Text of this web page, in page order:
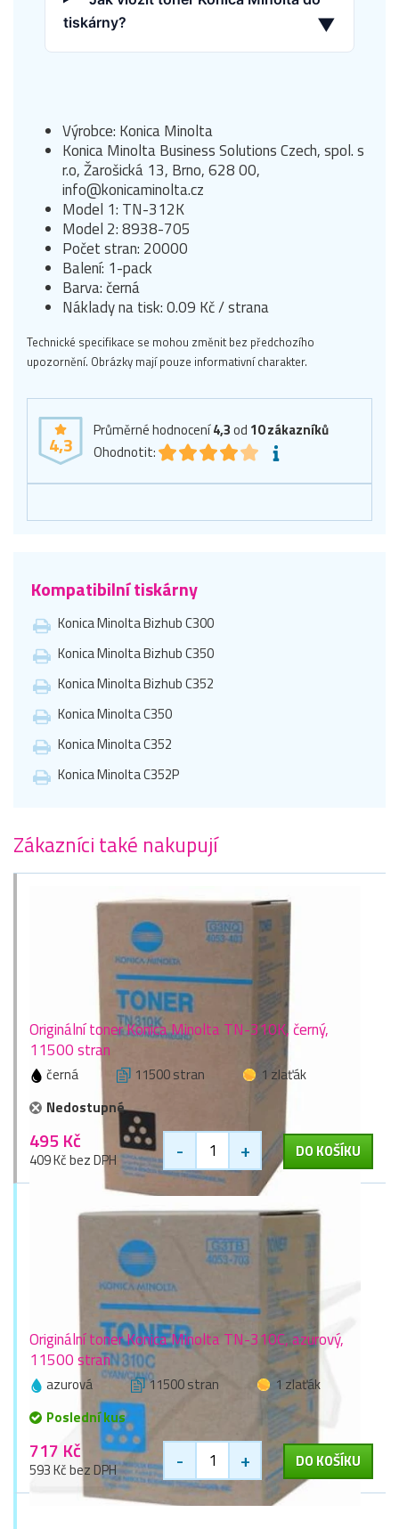
tiskárny?
▼
Výrobce: Konica Minolta
Konica Minolta Business Solutions Czech, spol. s
r.o, Žarošická 13, Brno, 628 00,
info@konicaminolta.cz
Model 1: TN-312K
Model 2: 8938-705
Počet stran: 20000
Balení: 1-pack
Barva: černá
Náklady na tisk: 0.09 Kč / strana
Technické specifikace se mohou změnit bez předchozího
upozornění. Obrázky mají pouze informativní charakter.
4,3
Průměrné hodnocení4,3od 10zákazníků
Ohodnotit:
Kompatibilní tiskárny
Konica Minolta Bizhub C300
Konica Minolta Bizhub C350
Konica Minolta Bizhub C352
Konica Minolta C350
Konica Minolta C352
Konica Minolta C352P
Zákazníci také nakupují
Originální toner Konica Minolta TN-310K, černý,
11500 stran
černá 11500 stran
1 zlaťák
Nedostupné
495 Kč
409 Kč bez DPH - + DO KOŠÍKU
Originální toner Konica Minolta TN-310C, azurový,
11500 stran
azurová 11500 stran
1 zlaťák
Poslední kus
717 Kč
593 Kč bez DPH - + DO KOŠÍKU